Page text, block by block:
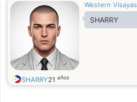
Western Visayas
SHARRY
SHARRY21 años